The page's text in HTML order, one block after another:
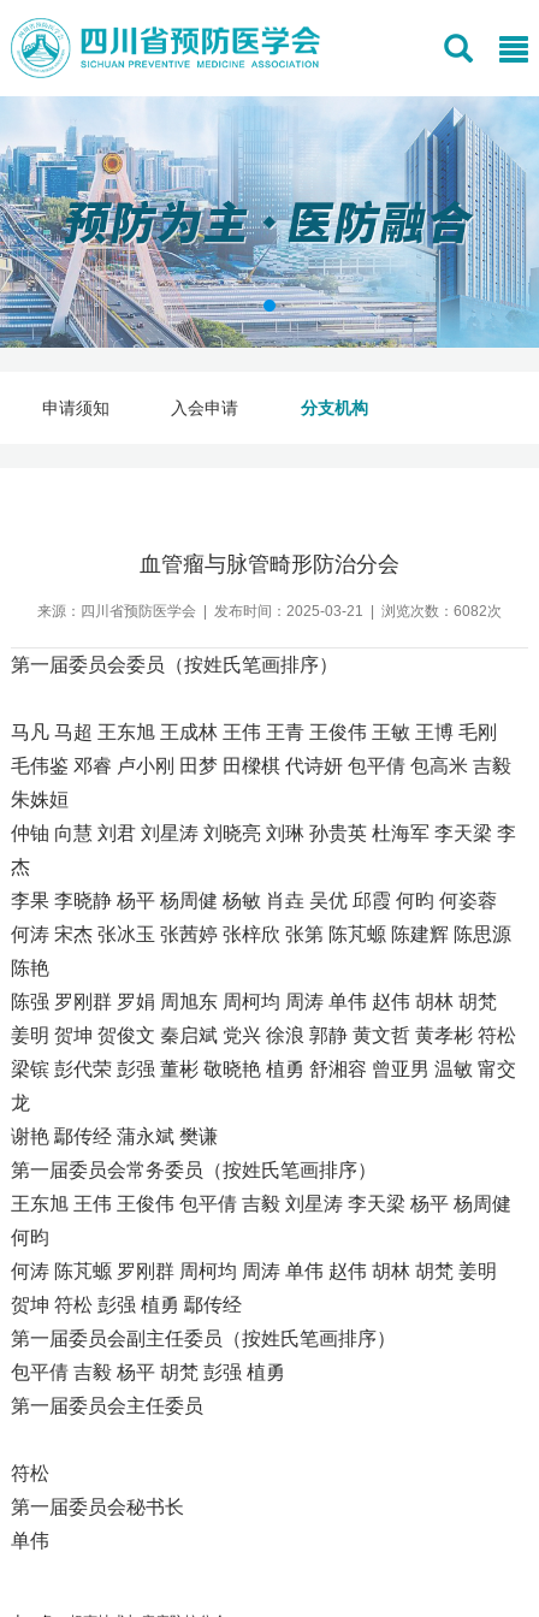
申请须知 入会申请 分支机构
血管瘤与脉管畸形防治分会
来源：四川省预防医学会 | 发布时间：2025-03-21 | 浏览次数：6082次
第一届委员会委员（按姓氏笔画排序）
马凡 马超 王东旭 王成林 王伟 王青 王俊伟 王敏 王博 毛刚
毛伟鉴 邓睿 卢小刚 田梦 田樑棋 代诗妍 包平倩 包高米 吉毅
朱姝姮
仲铀 向慧 刘君 刘星涛 刘晓亮 刘琳 孙贵英 杜海军 李天梁 李
杰
李果 李晓静 杨平 杨周健 杨敏 肖垚 吴优 邱霞 何昀 何姿蓉
何涛 宋杰 张冰玉 张茜婷 张梓欣 张第 陈芃螈 陈建辉 陈思源
陈艳
陈强 罗刚群 罗娟 周旭东 周柯均 周涛 单伟 赵伟 胡林 胡梵
姜明 贺坤 贺俊文 秦启斌 党兴 徐浪 郭静 黄文哲 黄孝彬 符松
梁镔 彭代荣 彭强 董彬 敬晓艳 植勇 舒湘容 曾亚男 温敏 甯交
龙
谢艳 鄢传经 蒲永斌 樊谦
第一届委员会常务委员（按姓氏笔画排序）
王东旭 王伟 王俊伟 包平倩 吉毅 刘星涛 李天梁 杨平 杨周健
何昀
何涛 陈芃螈 罗刚群 周柯均 周涛 单伟 赵伟 胡林 胡梵 姜明
贺坤 符松 彭强 植勇 鄢传经
第一届委员会副主任委员（按姓氏笔画排序）
包平倩 吉毅 杨平 胡梵 彭强 植勇
第一届委员会主任委员
符松
第一届委员会秘书长
单伟